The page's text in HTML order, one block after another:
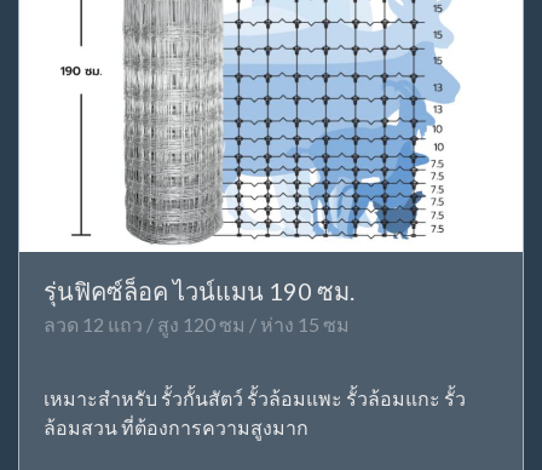
รุ่นฟิคซ์ล็อค ไวน์แมน 190 ซม.
ลวด 12 แถว / สูง 120 ซม / ห่าง 15 ซม
เหมาะสำหรับ รั้วกั้นสัตว์ รั้วล้อมแพะ รั้วล้อมแกะ รั้ว
ล้อมสวน ที่ต้องการความสูงมาก